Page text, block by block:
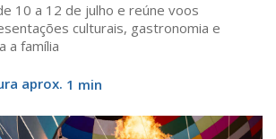
10 a 12 de julho e reúne voos
culturais, gastronomia e
a família
aprox. 1 min